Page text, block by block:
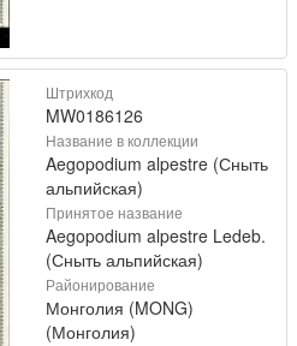
Штрихкод
MW0186126
Название в коллекции
Aegopodium alpestre (Сныть
альпийская)
Принятое название
Aegopodium alpestre Ledeb.
(Сныть альпийская)
Районирование
Монголия (MONG)
(Монголия)